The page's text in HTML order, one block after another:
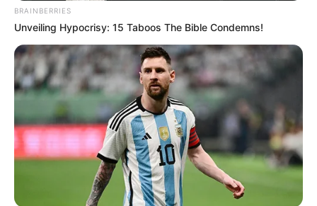
BRAINBERRIES
Unveiling Hypocrisy: 15 Taboos The Bible Condemns!